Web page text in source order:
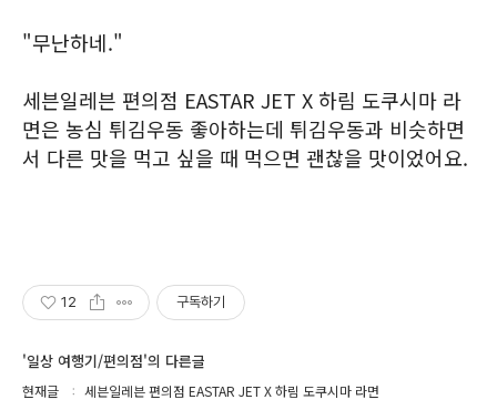
"무난하네."
세븐일레븐 편의점 EASTAR JET X 하림 도쿠시마 라
면은 농심 튀김우동 좋아하는데 튀김우동과 비슷하면
서 다른 맛을 먹고 싶을 때 먹으면 괜찮을 맛이었어요.
12 구독하기
'일상 여행기/편의점'의 다른글
현재글 세븐일레븐 편의점 EASTAR JET X 하림 도쿠시마 라면